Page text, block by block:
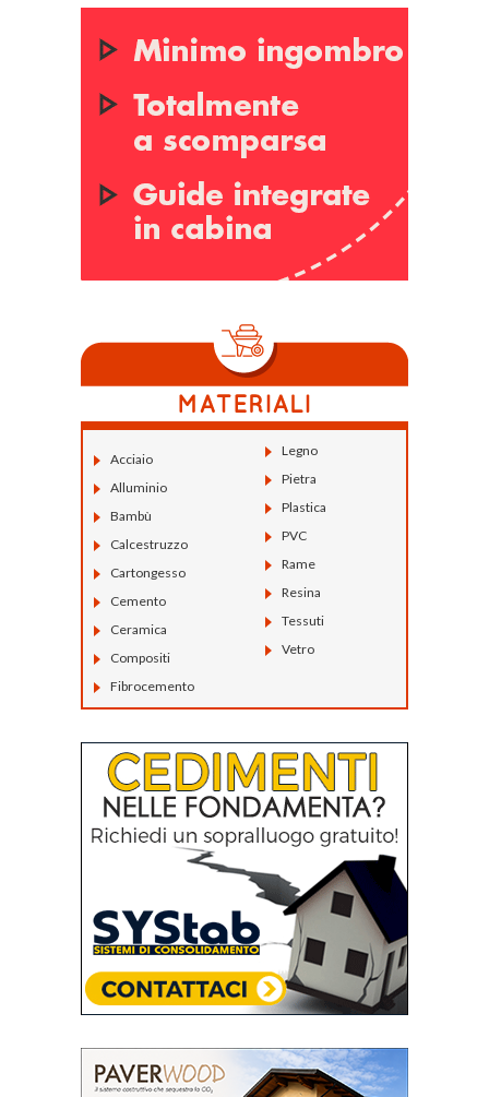
Acciaio
Alluminio
Bambù
Calcestruzzo
Cartongesso
Cemento
Ceramica
Compositi
Fibrocemento
Legno
Pietra
Plastica
PVC
Rame
Resina
Tessuti
Vetro